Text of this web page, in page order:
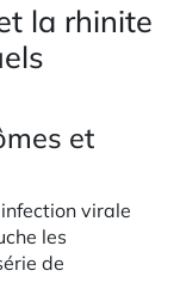
la rhinite
et
virale
les
de